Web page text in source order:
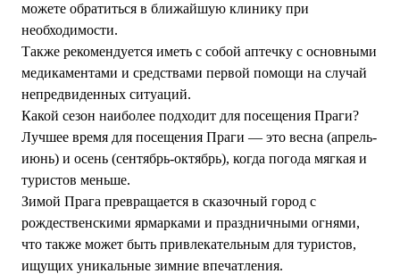
можете обратиться в ближайшую клинику при
необходимости.
Также рекомендуется иметь с собой аптечку с основными
медикаментами и средствами первой помощи на случай
непредвиденных ситуаций.
Какой сезон наиболее подходит для посещения Праги?
Лучшее время для посещения Праги — это весна (апрель-
июнь) и осень (сентябрь-октябрь), когда погода мягкая и
туристов меньше.
Зимой Прага превращается в сказочный город с
рождественскими ярмарками и праздничными огнями,
что также может быть привлекательным для туристов,
ищущих уникальные зимние впечатления.